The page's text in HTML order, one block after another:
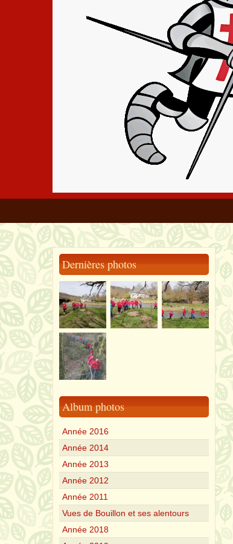
Dernières photos
Album photos
Année 2016
Année 2014
Année 2013
Année 2012
Année 2011
Vues de Bouillon et ses alentours
Année 2018